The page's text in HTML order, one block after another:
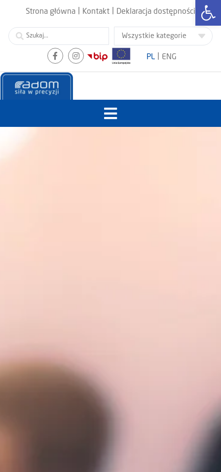
Strona główna Kontakt Deklaracja dostępności
PL ENG